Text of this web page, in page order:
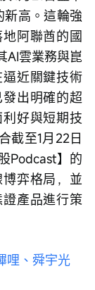
高。這輪強
阿聯酋的國
AI雲業務與崑
近關鍵技術
出明確的超
好與短期技
截至1月22日
Podcast】的
弈格局，並
產品進行策
哩、舜宇光